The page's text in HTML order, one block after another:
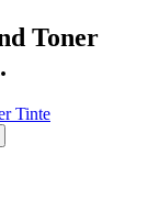
Toner